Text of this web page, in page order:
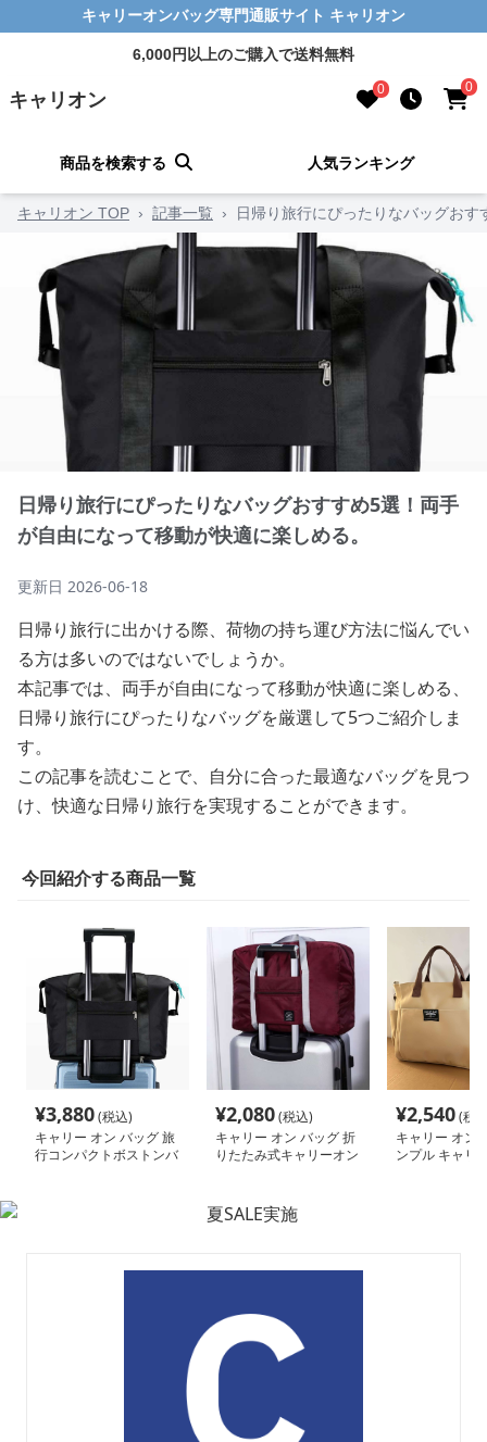
キャリーオンバッグ専門通販サイト キャリオン
6,000円以上のご購入で送料無料
キャリオン 0 0
商品を検索する 人気ランキング
キャリオン TOP › 記事一覧 › 日帰り旅行にぴったりなバッグお
日帰り旅行にぴったりなバッグおすすめ5選！両手
が自由になって移動が快適に楽しめる。
更新日 2026-06-18
日帰り旅行に出かける際、荷物の持ち運び方法に悩んでい
る方は多いのではないでしょうか。
本記事では、両手が自由になって移動が快適に楽しめる、
日帰り旅行にぴったりなバッグを厳選して5つご紹介しま
す。
この記事を読むことで、自分に合った最適なバッグを見つ
け、快適な日帰り旅行を実現することができます。
今回紹介する商品一覧
¥3,880(税込)
キャリー オン バッグ 旅
行コンパクトボストンバ
¥2,080(税込)
キャリー オン バッグ 折
りたたみ式キャリーオン
¥2,540(税
キャリー オン
ンプル キャリ